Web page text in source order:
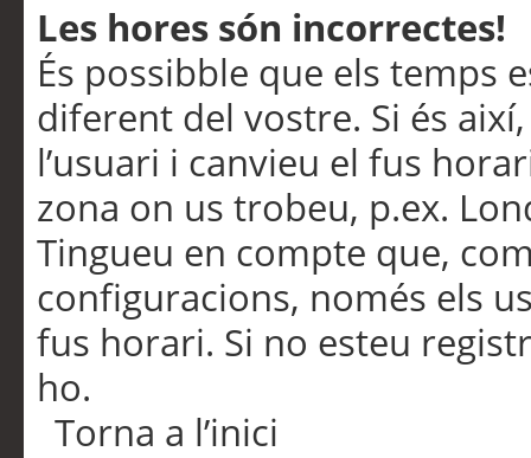
Les hores són incorrectes!
És possibble que els temps
diferent del vostre. Si és
l’usuari i canvieu el fus
zona on us trobeu, p.ex.
Tingueu en compte que,
configuracions, només els
fus horari. Si no esteu
ho.
Torna a l’inici